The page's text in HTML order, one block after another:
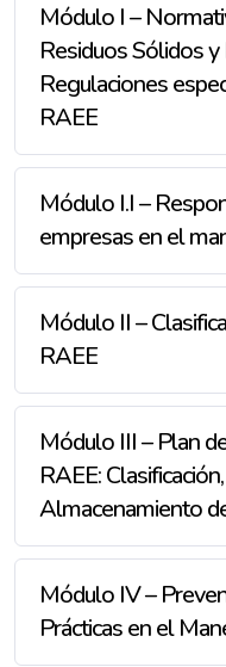
Módulo I –
Residuos Sólidos
Regulaciones
RAEE
Módulo I.I –
empresas en el
Módulo II –
RAEE
Módulo III – Plan
RAEE:
Almacenamiento
Módulo IV –
Prácticas en el